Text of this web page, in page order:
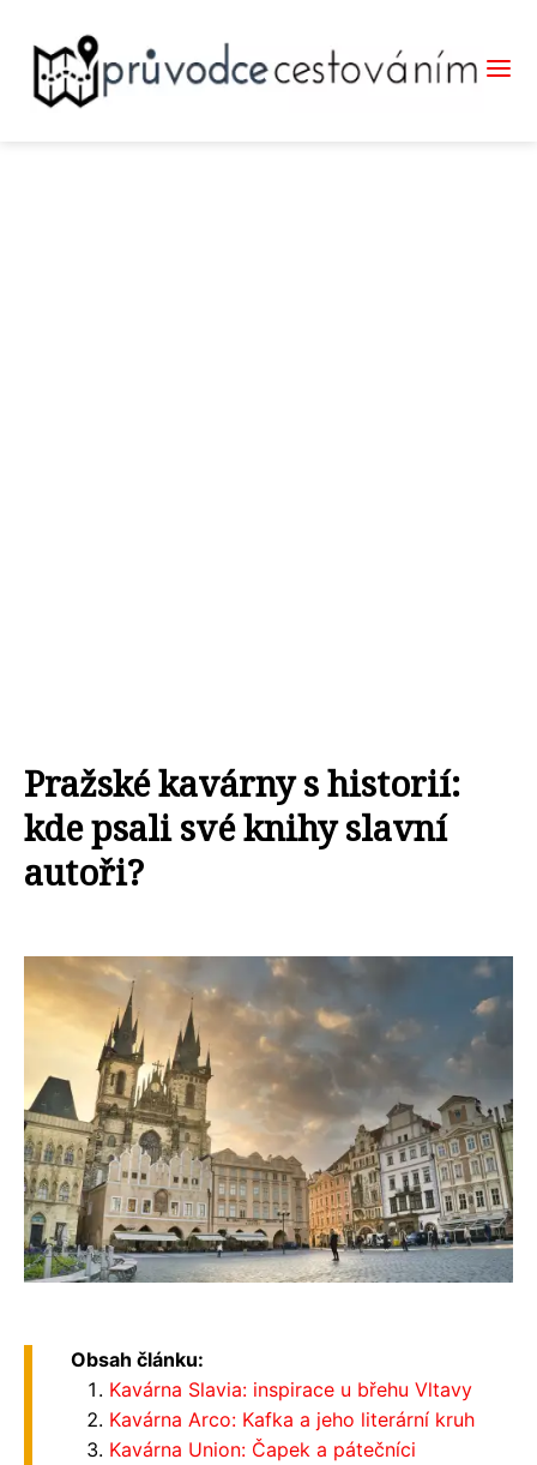
Pražské kavárny s historií:
kde psali své knihy slavní
autoři?
Obsah článku:
Kavárna Slavia: inspirace u břehu Vltavy
Kavárna Arco: Kafka a jeho literární kruh
Kavárna Union: Čapek a pátečníci